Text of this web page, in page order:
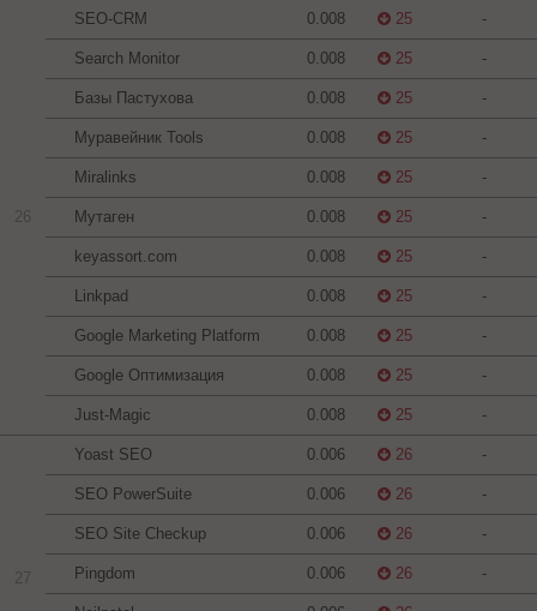
26
SEO-CRM 0.008 25 -
Search Monitor 0.008 25 -
Базы Пастухова 0.008 25 -
Муравейник Tools 0.008 25 -
Miralinks 0.008 25 -
Мутаген 0.008 25 -
keyassort.com 0.008 25 -
Linkpad 0.008 25 -
Google Marketing Platform 0.008 25 -
Google Оптимизация 0.008 25 -
Just-Magic 0.008 25 -
27
Yoast SEO 0.006 26 -
SEO PowerSuite 0.006 26 -
SEO Site Checkup 0.006 26 -
Pingdom 0.006 26 -